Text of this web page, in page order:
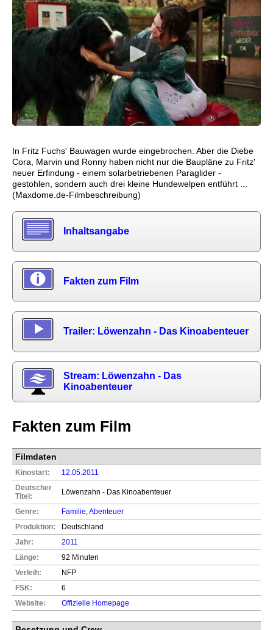
In Fritz Fuchs' Bauwagen wurde eingebrochen. Aber die Diebe
Cora, Marvin und Ronny haben nicht nur die Baupläne zu Fritz'
neuer Erfindung - einem solarbetriebenen Paraglider -
gestohlen, sondern auch drei kleine Hundewelpen entführt ...
(Maxdome.de-Filmbeschreibung)
Inhaltsangabe
Fakten zum Film
Trailer: Löwenzahn - Das Kinoabenteuer
Stream: Löwenzahn - Das
Kinoabenteuer
Fakten zum Film
Filmdaten
Kinostart:
12.05.2011
Deutscher
Titel:
Löwenzahn - Das Kinoabenteuer
Genre: Familie Abenteuer
Produktion:
Deutschland
Jahr:
2011
Länge:
92 Minuten
Verleih:
NFP
FSK:
6
Website:
Offizielle Homepage